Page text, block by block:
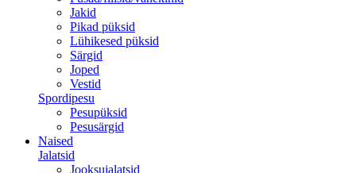
Jakid
Pikad püksid
Lühikesed püksid
Särgid
Joped
Vestid
Spordipesu
Pesupüksid
Pesusärgid
Naised
Jalatsid
Jooksujalatsid